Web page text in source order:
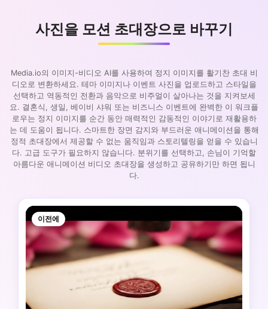
사진을 모션 초대장으로 바꾸기
Media.io의 이미지-비디오 AI를 사용하여 정지 이미지를 활기찬 초대 비
디오로 변환하세요. 테마 이미지나 이벤트 사진을 업로드하고 스타일을
선택하고 역동적인 전환과 음악으로 비주얼이 살아나는 것을 지켜보세
요. 결혼식, 생일, 베이비 샤워 또는 비즈니스 이벤트에 완벽한 이 워크플
로우는 정지 이미지를 순간 동안 매력적인 감동적인 이야기로 재활용하
는 데 도움이 됩니다. 스마트한 장면 감지와 부드러운 애니메이션을 통해
정적 초대장에서 제공할 수 없는 움직임과 스토리텔링을 얻을 수 있습니
다. 고급 도구가 필요하지 않습니다. 분위기를 선택하고, 손님이 기억할
아름다운 애니메이션 비디오 초대장을 생성하고 공유하기만 하면 됩니
다.
이전에